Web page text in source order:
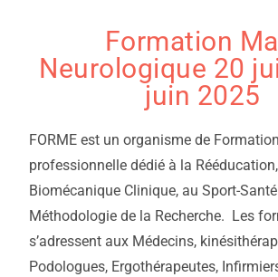
Formation
Neurologique 20
juin 2025
FORME est un organisme de Formation
professionnelle dédié à la
Biomécanique Clinique, au Sport-
Méthodologie de la Recherche. Les
s’adressent aux Médecins,
Podologues, Ergothérapeutes,